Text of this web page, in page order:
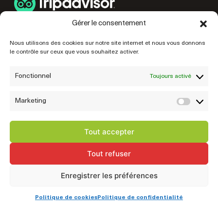
Gérer le consentement
Nous utilisons des cookies sur notre site internet et nous vous donnons
le contrôle sur ceux que vous souhaitez activer.
Fonctionnel Toujours activé
Marketing
Tout accepter
Tout refuser
Enregistrer les préférences
Politique de cookiesPolitique de confidentialité
LIENS UTILES
NOS PARTENAIRES
Exercez vos droits
Cookies Plan du site